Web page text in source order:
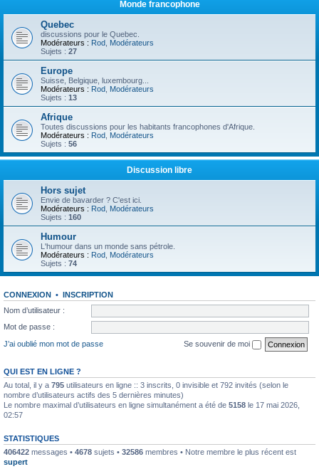
Monde francophone
Quebec
discussions pour le Quebec.
Modérateurs : Rod Modérateurs
Sujets : 27
Europe
Suisse, Belgique, luxembourg...
Modérateurs : Rod Modérateurs
Sujets : 13
Afrique
Toutes discussions pour les habitants francophones d'Afrique.
Modérateurs : Rod Modérateurs
Sujets : 56
Discussion libre
Hors sujet
Envie de bavarder ? C'est ici.
Modérateurs : Rod Modérateurs
Sujets : 160
Humour
L'humour dans un monde sans pétrole.
Modérateurs : Rod Modérateurs
Sujets : 74
CONNEXION • INSCRIPTION
Nom d’utilisateur :
Mot de passe :
J’ai oublié mon mot de passe
Se souvenir de moi
QUI EST EN LIGNE ?
Au total, il y a 795 utilisateurs en ligne :: 3 inscrits, 0 invisible et 792 invités (selon le
nombre d’utilisateurs actifs des 5 dernières minutes)
Le nombre maximal d’utilisateurs en ligne simultanément a été de 5158 le 17 mai 2026,
02:57
STATISTIQUES
406422 messages • 4678 sujets • 32586 membres • Notre membre le plus récent est
supert